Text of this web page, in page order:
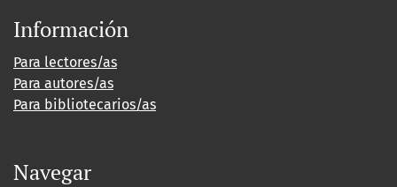
Información
Para lectores/as
Para autores/as
Para bibliotecarios/as
Navegar